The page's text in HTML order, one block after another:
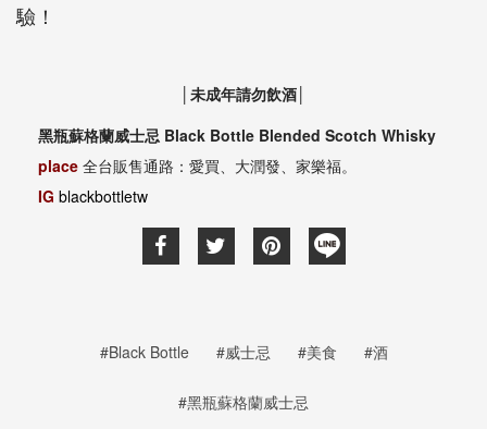
驗！
│未成年請勿飲酒│
黑瓶蘇格蘭威士忌 Black Bottle Blended Scotch Whisky
place 全台販售通路：愛買、大潤發、家樂福。
IG blackbottletw
#Black Bottle #威士忌 #美食 #酒
#黑瓶蘇格蘭威士忌